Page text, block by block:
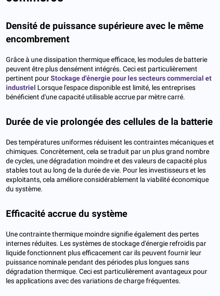
Densité de puissance supérieure avec le même
encombrement
Grâce à une dissipation thermique efficace, les modules de batterie
peuvent être plus densément intégrés. Ceci est particulièrement
pertinent pourStockage d'énergie pour les secteurs commercial et
industriel Lorsque l'espace disponible est limité, les entreprises
bénéficient d'une capacité utilisable accrue par mètre carré.
Durée de vie prolongée des cellules de la batterie
Des températures uniformes réduisent les contraintes mécaniques et
chimiques. Concrètement, cela se traduit par un plus grand nombre
de cycles, une dégradation moindre et des valeurs de capacité plus
stables tout au long de la durée de vie. Pour les investisseurs et les
exploitants, cela améliore considérablement la viabilité économique
du système.
Efficacité accrue du système
Une contrainte thermique moindre signifie également des pertes
internes réduites. Les systèmes de stockage d'énergie refroidis par
liquide fonctionnent plus efficacement car ils peuvent fournir leur
puissance nominale pendant des périodes plus longues sans
dégradation thermique. Ceci est particulièrement avantageux pour
les applications avec des variations de charge fréquentes.